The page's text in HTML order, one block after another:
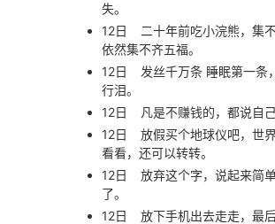
失。
12日
二十年前吃小浣熊，集
依然集不齐五福。
12日
发丝千万条 睡眠第一条
行泪。
12日
凡是不赚钱的，都说自
12日
放假买个地球仪吧，世
看看，还可以转转。
12日
放弃这个字，说起来简
了。
12日
放下手机出去走走，最